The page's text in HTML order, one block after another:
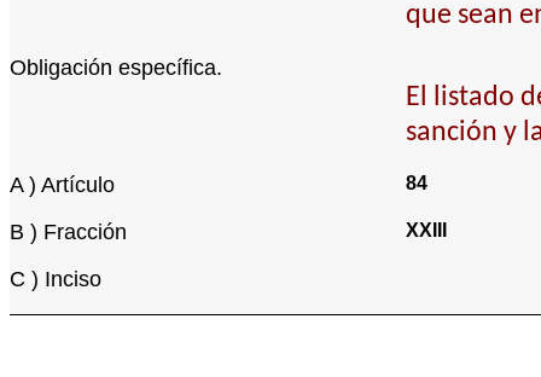
que sean
Obligación específica.
El listado
sanción y
A ) Artículo 84
B ) Fracción XXIII
C ) Inciso